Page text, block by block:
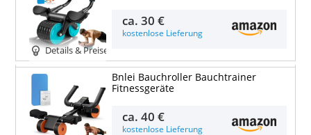
Details & Preise
ca.30 €
kostenlose Lieferung
Bnlei Bauchroller Bauchtrainer
Fitnessgeräte
ca.40 €
kostenlose Lieferung